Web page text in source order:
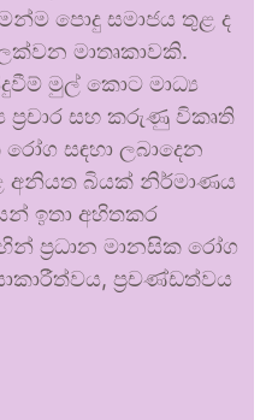
පොදු සමාජය තුළ ද
මාතෘකාවකි.
මුල් කොට මාධ්‍ය
සහ කරුණු විකෘති
සඳහා ලබාදෙන
අනියත බියක් නිර්මාණය
ඉතා අහිතකර
ප්‍රධාන මානසික රෝග
ප්‍රචණ්ඩත්වය